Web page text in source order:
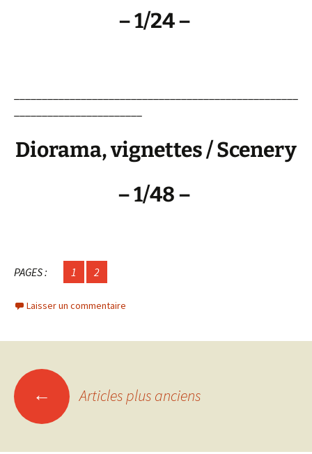
– 1/24 –
Diorama, vignettes / Scenery
– 1/48 –
PAGES : 1 2
Laisser un commentaire
Navigation
des
← Articles plus anciens